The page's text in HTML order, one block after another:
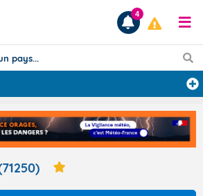
Prévisions
LES RÉSULTATS
Articles
4